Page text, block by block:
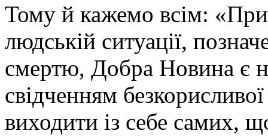
Тому й кажемо всім:
людській ситуації,
смертю, Добра Новина є
свідченням
виходити із себе самих,